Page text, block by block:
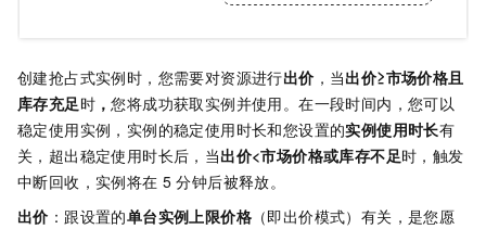
创建抢占式实例时，您需要对资源进行出价 ，当出价≥市场价格且
库存充足时 ，您将成功获取实例并使用。在一段时间内，您可以
稳定使用实例，实例的稳定使用时长和您设置的实例使用时长有
关，超出稳定使用时长后，当出价<市场价格或库存不足时，触发
中断回收，实例将在 5 分钟后被释放。
出价 ：跟设置的单台实例上限价格 （即出价模式）有关，是您愿